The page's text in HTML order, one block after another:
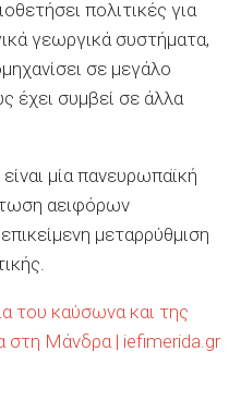
πολιτικές για
γεωργικά συστήματα,
σε μεγάλο
έχει συμβεί σε άλλα
μία πανευρωπαϊκή
αειφόρων
μεταρρύθμιση
του καύσωνα και της
στη Μάνδρα | iefimerida.gr